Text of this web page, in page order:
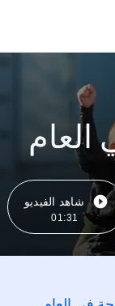
شاهد الفيديو
01:31